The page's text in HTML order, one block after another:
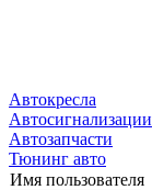
Автокресла
Автосигнализации
Автозапчасти
Тюнинг авто
Имя пользователя